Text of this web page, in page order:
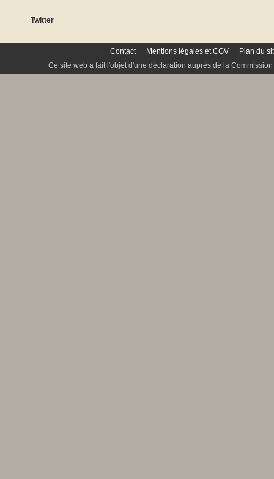
Twitter
Contact Mentions légales et CGV
Plan du
Ce site web a fait l'objet d'une déclaration auprès de la